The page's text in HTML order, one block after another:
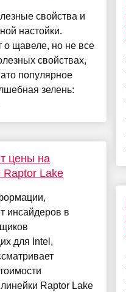
свойства и
настойки.
о щавеле, но не все
свойствах,
популярное
зелень:
цены на
Raptor Lake
инсайдеров в
для Intel,
Raptor Lake